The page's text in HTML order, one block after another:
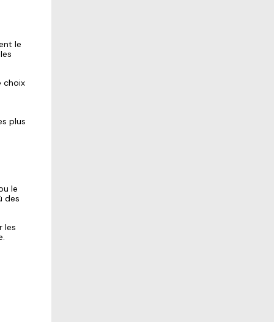
le
choix
plus
le
des
les